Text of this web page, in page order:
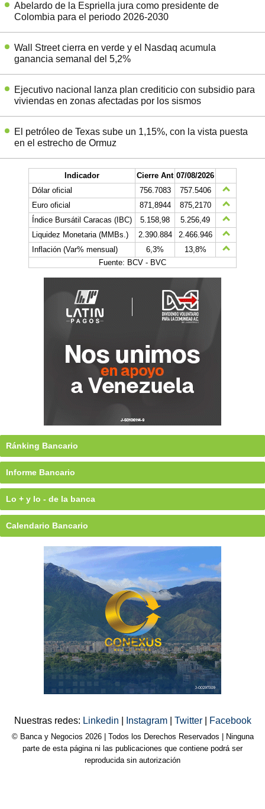
Abelardo de la Espriella jura como presidente de
Colombia para el periodo 2026-2030
Wall Street cierra en verde y el Nasdaq acumula
ganancia semanal del 5,2%
Ejecutivo nacional lanza plan crediticio con subsidio para
viviendas en zonas afectadas por los sismos
El petróleo de Texas sube un 1,15%, con la vista puesta
en el estrecho de Ormuz
Indicador Cierre Ant 07/08/2026
Dólar oficial
756.7083
757.5406
Euro oficial
871,8944
875,2170
Índice Bursátil Caracas (IBC)
5.158,98
5.256,49
Liquidez Monetaria (MMBs.)
2.390.884
2.466.946
Inflación (Var% mensual)
6,3%
13,8%
Fuente: BCV - BVC
Ránking Bancario
Informe Bancario
Lo + y lo - de la banca
Calendario Bancario
Nuestras redes: Linkedin Instagram Twitter Facebook
© Banca y Negocios 2026 | Todos los Derechos Reservados | Ninguna
parte de esta página ni las publicaciones que contiene podrá ser
reproducida sin autorización